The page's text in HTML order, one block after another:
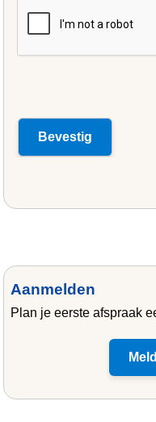
Aanmelden
Plan je eerste afspraak